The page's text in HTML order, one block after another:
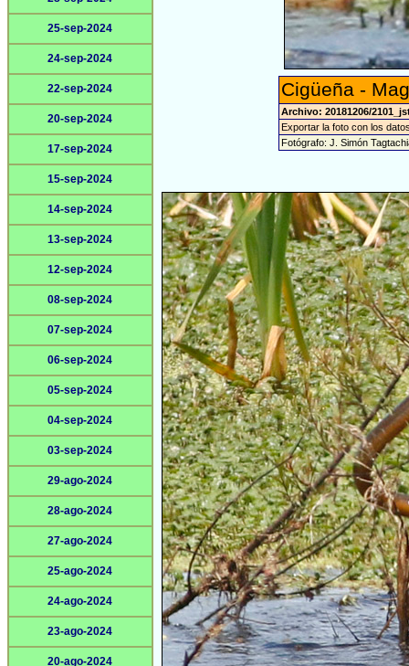
25-sep-2024
24-sep-2024
22-sep-2024
20-sep-2024
17-sep-2024
15-sep-2024
14-sep-2024
13-sep-2024
12-sep-2024
08-sep-2024
07-sep-2024
06-sep-2024
05-sep-2024
04-sep-2024
03-sep-2024
29-ago-2024
28-ago-2024
27-ago-2024
25-ago-2024
24-ago-2024
23-ago-2024
20-ago-2024
Cigüeña -
Archivo: 20181206/
Exportar la foto con los
Fotógrafo: J. Simón